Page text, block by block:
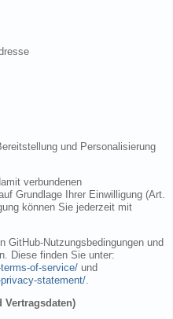
und Personalisierung
verbundenen
Grundlage Ihrer Einwilligung (Art.
können Sie jederzeit mit
GitHub-Nutzungsbedingungen und
Diese finden Sie unter:
of-service/ und
statement/.
Vertragsdaten)